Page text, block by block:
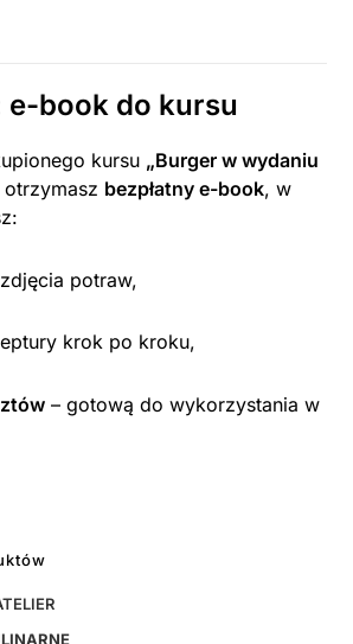
e-book do kursu
kursu „Burger w wydaniu
otrzymasz bezpłatny e-book, w
potraw,
krok po kroku,
– gotową do wykorzystania w